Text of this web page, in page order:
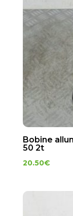
Bobine
50 2t
20.50€